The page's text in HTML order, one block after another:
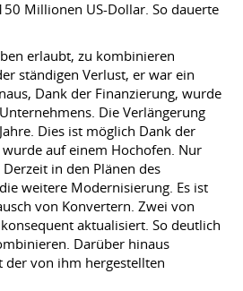
Millionen US-Dollar. So dauerte
erlaubt, zu kombinieren
ständigen Verlust, er war ein
Dank der Finanzierung, wurde
Die Verlängerung
Dies ist möglich Dank der
auf einem Hochofen. Nur
in den Plänen des
weitere Modernisierung. Es ist
von Konvertern. Zwei von
aktualisiert. So deutlich
Darüber hinaus
der von ihm hergestellten